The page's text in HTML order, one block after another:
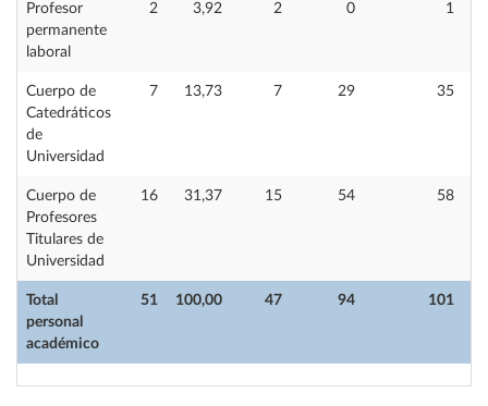
Total
personal
académico
51 100,00 47 94 101
Profesor
permanente
laboral
2 3,92 2 0 1
Cuerpo de
Catedráticos
de
Universidad
7 13,73 7 29 35
Cuerpo de
Profesores
Titulares de
Universidad
16 31,37 15 54 58